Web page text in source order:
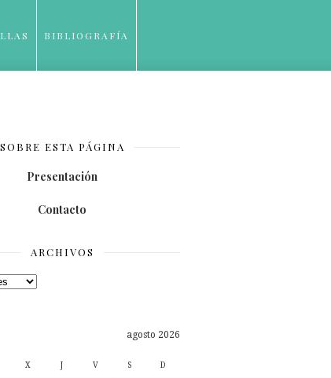
BIBLIOGRAFÍA
SOBRE ESTA PÁGINA
Presentación
Contacto
ARCHIVOS
agosto 2026
X J V S D